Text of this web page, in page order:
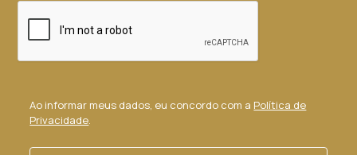
Ao informar meus dados, eu concordo com a Política de
Privacidade.